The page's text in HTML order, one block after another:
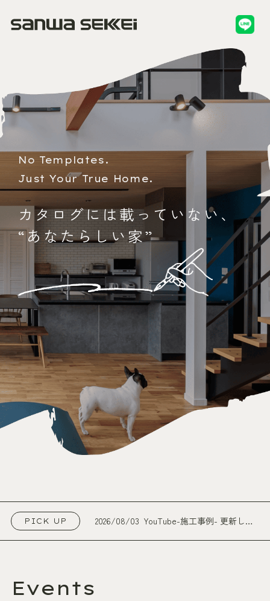
No Templates.
Just Your True Home.
カ タログには載っ て い な い 、
“あ なたらしい家”
PICK UP 2026/08/03 YouTube-施工事例- 更新しま
Events